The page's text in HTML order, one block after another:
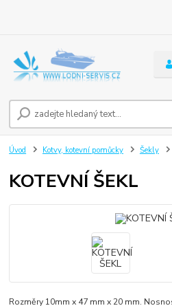
Úvod Kotvy, kotevní pomůcky Šekly
KOTEVNÍ ŠEKL
Rozměry 10mm x 47 mm x 20 mm.